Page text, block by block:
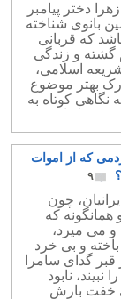
دختر پیامبر
بانوی شناخته
که قربانی
گشته و زندگی
اسلامی،
بهتر موضوع
کوتاه به
می اندازیم.
که از اموات
۹
چون
که
می میرد،
و بی خرد
قبر گدای سامرا
نابود
خفت بارش